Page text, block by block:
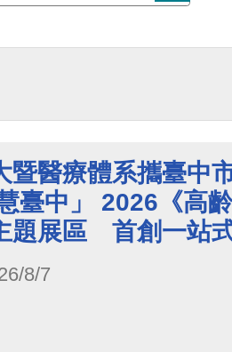
暨醫療體系攜臺中
臺中」 2026《高
題展區 首創一站
8/7